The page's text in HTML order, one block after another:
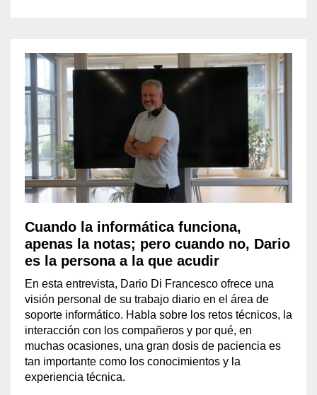
Cuando la informática funciona,
apenas la notas; pero cuando no, Dario
es la persona a la que acudir
En esta entrevista, Dario Di Francesco ofrece una
visión personal de su trabajo diario en el área de
soporte informático. Habla sobre los retos técnicos, la
interacción con los compañeros y por qué, en
muchas ocasiones, una gran dosis de paciencia es
tan importante como los conocimientos y la
experiencia técnica.